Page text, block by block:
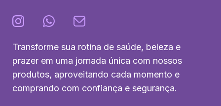
Transforme sua rotina de saúde, beleza e
prazer em uma jornada única com nossos
produtos, aproveitando cada momento e
comprando com confiança e segurança.